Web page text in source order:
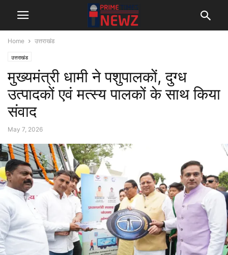
Home उत्तराखंड
उत्तराखंड
मुख्यमंत्री धामी ने पशुपालकों, दुग्ध
उत्पादकों एवं मत्स्य पालकों के साथ किया
संवाद
May 7, 2026